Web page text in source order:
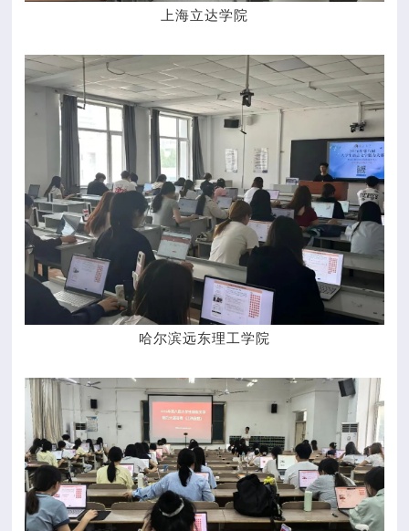
上海立达学院
哈尔滨远东理工学院